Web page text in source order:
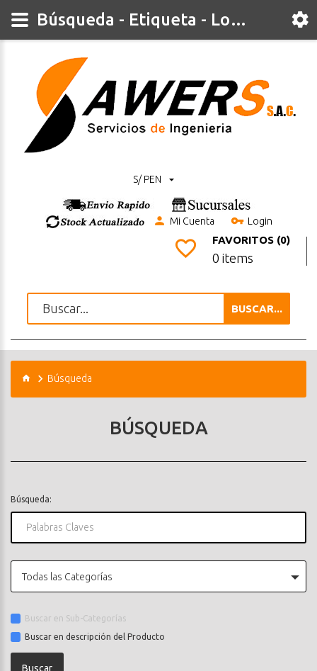
S/ PEN
Mi Cuenta Login
FAVORITOS (0)
0 items
BUSCAR...
Búsqueda
BÚSQUEDA
Búsqueda:
Todas las Categorías
Buscar en Sub-Categorías
Buscar en descripción del Producto
Búsqueda - Etiqueta - Logica